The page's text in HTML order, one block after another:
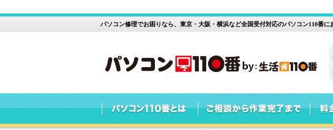
パソコン修理でお困りなら、東京・大阪・横浜など全国受付対応のパソコン110番